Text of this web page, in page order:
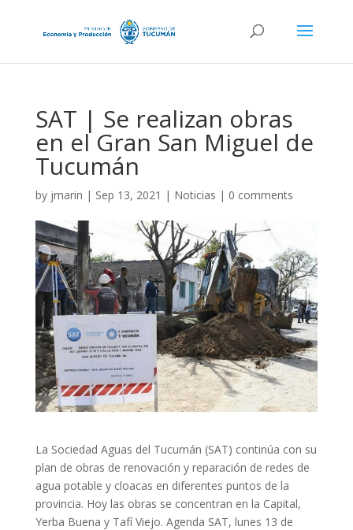
SAT | Se realizan obras
en el Gran San Miguel de
Tucumán
by jmarin | Sep 13, 2021 | Noticias | 0 comments
La Sociedad Aguas del Tucumán (SAT) continúa con su
plan de obras de renovación y reparación de redes de
agua potable y cloacas en diferentes puntos de la
provincia. Hoy las obras se concentran en la Capital,
Yerba Buena y Tafí Viejo. Agenda SAT, lunes 13 de